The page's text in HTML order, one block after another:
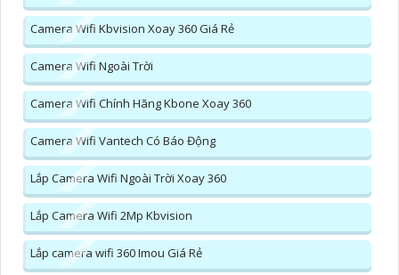
Camera Wifi Kbvision Xoay 360 Giá Rẻ
Camera Wifi Ngoài Trời
Camera Wifi Chính Hãng Kbone Xoay 360
Camera Wifi Vantech Có Báo Động
Lắp Camera Wifi Ngoài Trời Xoay 360
Lắp Camera Wifi 2Mp Kbvision
Lắp camera wifi 360 Imou Giá Rẻ